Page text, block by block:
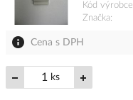
Kód výrobce
Značka
Cena s DPH
ks